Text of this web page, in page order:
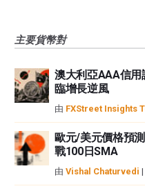
主要貨幣對
澳大利亞AAA信
臨增長逆風
由 FXStreet Insights
歐元/美元價格預
戰100日SMA
由 Vishal Chaturvedi |